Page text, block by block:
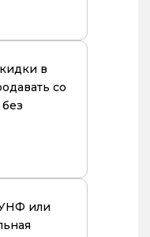
в
со
или